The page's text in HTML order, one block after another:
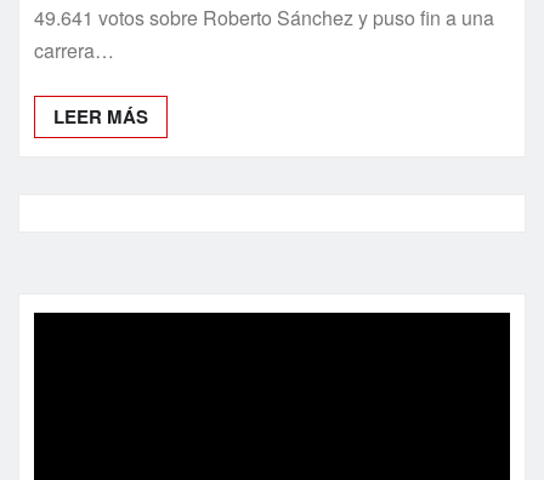
49.641 votos sobre Roberto Sánchez y puso fin a una
carrera…
LEER MÁS